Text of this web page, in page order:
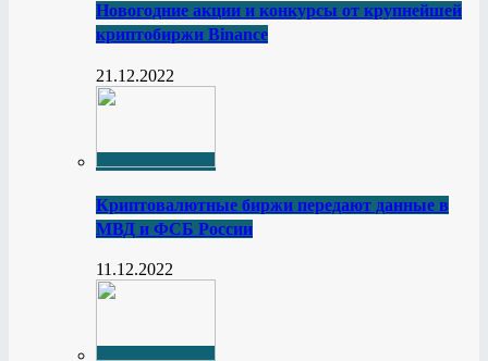
Новогодние акции и конкурсы от крупнейшей
криптобиржи Binance
21.12.2022
Криптовалютные биржи передают данные в
МВД и ФСБ России
11.12.2022